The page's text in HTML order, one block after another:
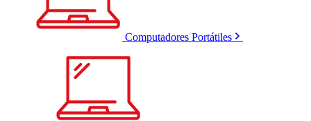
Computadores Portátiles